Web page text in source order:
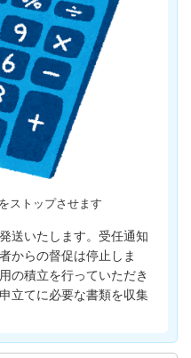
ストップさせます
送いたします。受任通知
からの督促は停止しま
の積立を行っていただき
立てに必要な書類を収集